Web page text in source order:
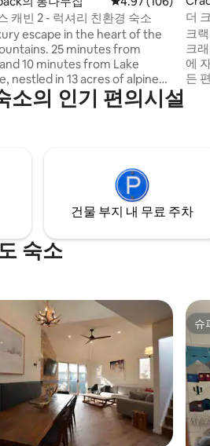
캐빈 2 - 럭셔리 친환경 숙소
escape in the heart of the
25 minutes from
10 minutes from Lake
nestled in 13 acres of alpine
Crackenback Peak. Ski
or fish in summer or simply
over the Thredbo Valley.
더
주택
크
크
에
든
견
접
급
량
소의 인기 편의시설
건물 부지 내 무료 주차
숙소
슈
슈